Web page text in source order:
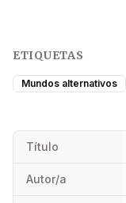
ETIQUETAS
Mundos alternativos
Título
Autor/a